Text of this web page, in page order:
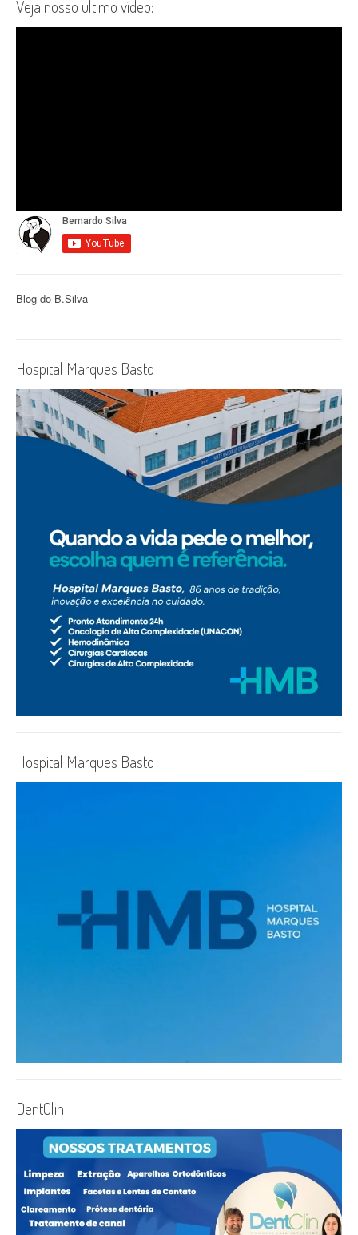
Veja nosso ultimo vídeo:
Blog do B.Silva
Hospital Marques Basto
Hospital Marques Basto
DentClin